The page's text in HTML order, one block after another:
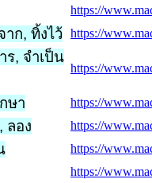
https://
ก, ทิ้งไว้ https://
ร, จำเป็น
https://
ษา
https://
ลอง
https://
https://
https://